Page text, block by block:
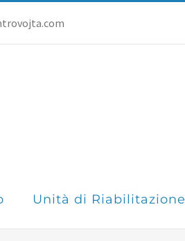
Unità di Riabilitazione